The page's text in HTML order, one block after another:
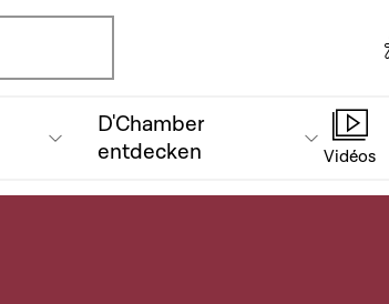
D'Chamber
entdecken
Vidéos